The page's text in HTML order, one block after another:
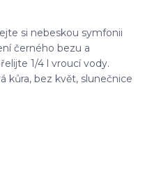
si nebeskou symfonii
černého bezu a
1/4 l vroucí vody.
kůra, bez květ, slunečnice